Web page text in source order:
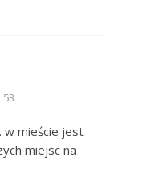
w mieście jest
miejsc na